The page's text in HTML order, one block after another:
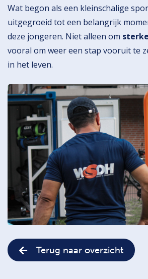
Wat begon als een kleinschalige
uitgegroeid tot een belangrijk
deze jongeren. Niet alleen om
vooral om weer een stap vooruit te
in het leven.
Terug naar overzicht